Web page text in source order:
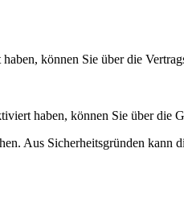
können Sie über die
haben, können Sie über
Aus Sicherheitsgründen kann